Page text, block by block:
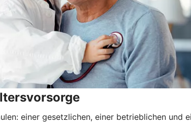
einer gesetzlichen, einer betrieblichen